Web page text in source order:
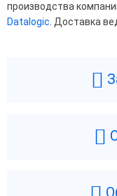
производства
Datalogic . Доставка